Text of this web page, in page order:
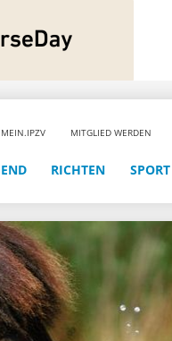
MEIN.IPZV MITGLIED WERDEN
RICHTEN SPORT